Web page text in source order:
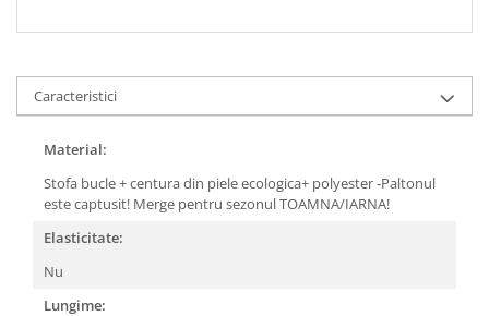
Caracteristici
Material:
Stofa bucle + centura din piele ecologica+ polyester -Paltonul
este captusit! Merge pentru sezonul TOAMNA/IARNA!
Elasticitate:
Nu
Lungime: